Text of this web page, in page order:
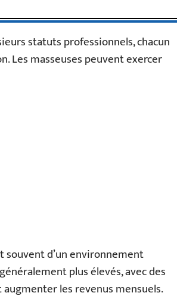
statuts professionnels, chacun
Les masseuses peuvent exercer
souvent d’un environnement
plus élevés, avec des
les revenus mensuels.